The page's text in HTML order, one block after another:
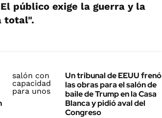
público exige la guerra y la
total".
Un tribunal de EEUU frenó
las obras para el salón de
baile de Trump en la Casa
Blanca y pidió aval del
Congreso